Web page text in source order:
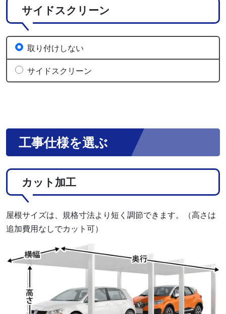
サイドスクリーン
取り付けしない
サイドスクリーン
工事仕様を選ぶ
カット加工
屋根サイズは、規格寸法より短く調節できます。（高さは
追加費用なしでカット可）